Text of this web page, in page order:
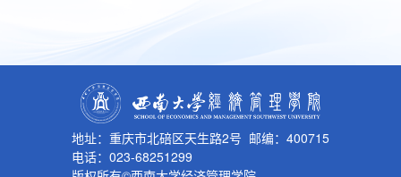
地址：重庆市北碚区天生路2号 邮编：400715
电话：023-68251299